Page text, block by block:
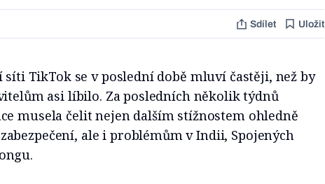
Sdílet Uložit
síti TikTok se v poslední době mluví častěji, než by
asi líbilo. Za posledních několik týdnů
musela čelit nejen dalším stížnostem ohledně
ale i problémům v Indii, Spojených